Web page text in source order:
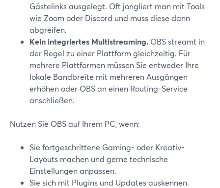
Gästelinks ausgelegt. Oft jongliert man mit Tools
wie Zoom oder Discord und muss diese dann
abgreifen.
Kein integriertes Multistreaming. OBS streamt in
der Regel zu einer Plattform gleichzeitig. Für
mehrere Plattformen müssen Sie entweder Ihre
lokale Bandbreite mit mehreren Ausgängen
erhöhen oder OBS an einen Routing-Service
anschließen.
Nutzen Sie OBS auf Ihrem PC, wenn:
Sie fortgeschrittene Gaming- oder Kreativ-
Layouts machen und gerne technische
Einstellungen anpassen.
Sie sich mit Plugins und Updates auskennen.